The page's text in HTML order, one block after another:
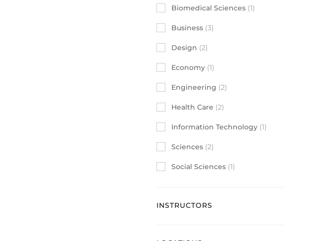
Biomedical Sciences (1)
Business (3)
Design (2)
Economy (1)
Engineering (2)
Health Care (2)
Information Technology (1)
Sciences (2)
Social Sciences (1)
INSTRUCTORS